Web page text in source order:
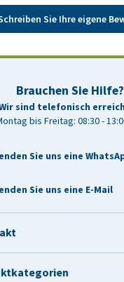
Sie Ihre eigene
Brauchen Sie Hilfe?
sind telefonisch
bis Freitag: 08:30 -
Sie uns eine
Sie uns eine E-Mail